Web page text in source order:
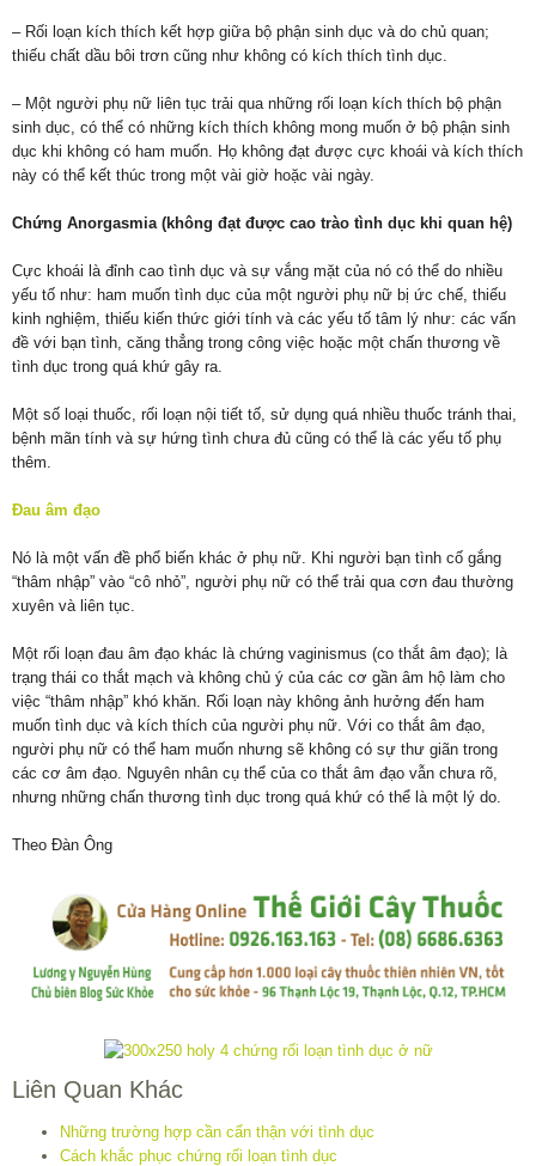
– Rối loạn kích thích kết hợp giữa bộ phận sinh dục và do chủ quan;
thiếu chất dầu bôi trơn cũng như không có kích thích tình dục.
– Một người phụ nữ liên tục trải qua những rối loạn kích thích bộ phận
sinh dục, có thể có những kích thích không mong muốn ở bộ phận sinh
dục khi không có ham muốn. Họ không đạt được cực khoái và kích thích
này có thể kết thúc trong một vài giờ hoặc vài ngày.
Chứng Anorgasmia (không đạt được cao trào tình dục khi quan hệ)
Cực khoái là đỉnh cao tình dục và sự vắng mặt của nó có thể do nhiều
yếu tố như: ham muốn tình dục của một người phụ nữ bị ức chế, thiếu
kinh nghiệm, thiếu kiến thức giới tính và các yếu tố tâm lý như: các vấn
đề với bạn tình, căng thẳng trong công việc hoặc một chấn thương về
tình dục trong quá khứ gây ra.
Một số loại thuốc, rối loạn nội tiết tố, sử dụng quá nhiều thuốc tránh thai,
bệnh mãn tính và sự hứng tình chưa đủ cũng có thể là các yếu tố phụ
thêm.
Đau âm đạo
Nó là một vấn đề phổ biến khác ở phụ nữ. Khi người bạn tình cố gắng
“thâm nhập” vào “cô nhỏ”, người phụ nữ có thể trải qua cơn đau thường
xuyên và liên tục.
Một rối loạn đau âm đạo khác là chứng vaginismus (co thắt âm đạo); là
trạng thái co thắt mạch và không chủ ý của các cơ gần âm hộ làm cho
việc “thâm nhập” khó khăn. Rối loạn này không ảnh hưởng đến ham
muốn tình dục và kích thích của người phụ nữ. Với co thắt âm đạo,
người phụ nữ có thể ham muốn nhưng sẽ không có sự thư giãn trong
các cơ âm đạo. Nguyên nhân cụ thể của co thắt âm đạo vẫn chưa rõ,
nhưng những chấn thương tình dục trong quá khứ có thể là một lý do.
Theo Đàn Ông
Liên Quan Khác
Những trường hợp cần cẩn thận với tình dục
Cách khắc phục chứng rối loạn tình dục